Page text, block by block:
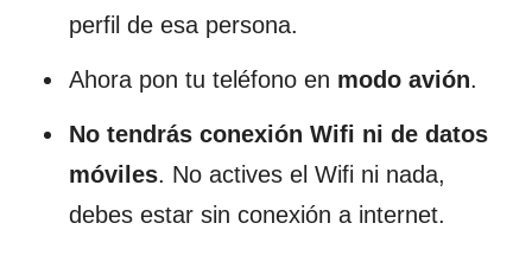
perfil de esa persona.
Ahora pon tu teléfono en modo avión.
No tendrás conexión Wifi ni de datos
móviles. No actives el Wifi ni nada,
debes estar sin conexión a internet.